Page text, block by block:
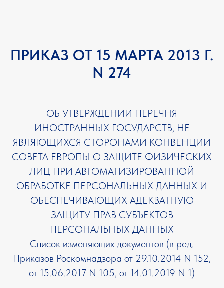
ПРИКАЗ ОТ 15 МАРТА 2013 Г.
N 274
ОБ УТВЕРЖДЕНИИ ПЕРЕЧНЯ
ИНОСТРАННЫХ ГОСУДАРСТВ, НЕ
ЯВЛЯЮЩИХСЯ СТОРОНАМИ КОНВЕНЦИИ
СОВЕТА ЕВРОПЫ О ЗАЩИТЕ ФИЗИЧЕСКИХ
ЛИЦ ПРИ АВТОМАТИЗИРОВАННОЙ
ОБРАБОТКЕ ПЕРСОНАЛЬНЫХ ДАННЫХ И
ОБЕСПЕЧИВАЮЩИХ АДЕКВАТНУЮ
ЗАЩИТУ ПРАВ СУБЪЕКТОВ
ПЕРСОНАЛЬНЫХ ДАННЫХ
Список изменяющих документов (в ред.
Приказов Роскомнадзора от 29.10.2014 N 152,
от 15.06.2017 N 105, от 14.01.2019 N 1)